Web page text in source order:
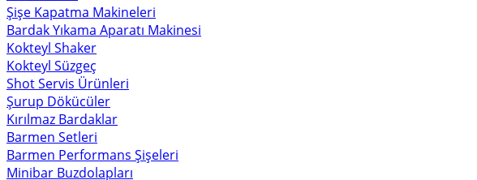
Şişe Kapatma Makineleri
Bardak Yıkama Aparatı Makinesi
Kokteyl Shaker
Kokteyl Süzgeç
Shot Servis Ürünleri
Şurup Dökücüler
Kırılmaz Bardaklar
Barmen Setleri
Barmen Performans Şişeleri
Minibar Buzdolapları